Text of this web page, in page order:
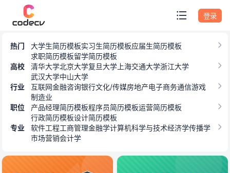
登录
热门 大学生简历模板实习生简历模板应届生简历模板
求职简历模板留学简历模板
高校
清华大学北京大学复旦大学 上海交通大学浙江大学
武汉大学中山大学
行业
互联网金融咨询银行文化/传媒房地产电子商务通信游戏
制造业
职位
产品经理简历模板程序员简历模板运营简历模板
行政简历模板设计简历模板
专业
软件工程工商管理金融学计算机科学与技术经济学传播学
市场营销会计学